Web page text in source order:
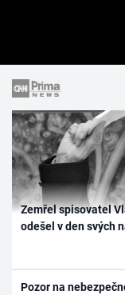
Zemřel spisovatel
odešel v den svých
Pozor na